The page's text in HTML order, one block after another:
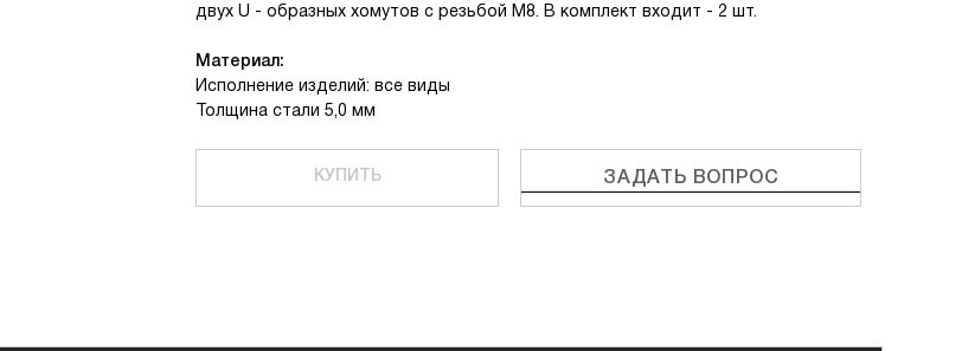
ЗАДАТЬ ВОПРОС
КУПИТЬ
двух U - образных хомутов с резьбой М8. В комплект входит - 2 шт.
Материал:
Исполнение изделий: все виды
Толщина стали 5,0 мм